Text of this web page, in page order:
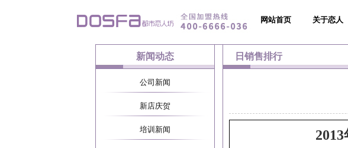
网站首页 关于恋人
新闻动态
公司新闻
新店庆贺
培训新闻
日销售排行